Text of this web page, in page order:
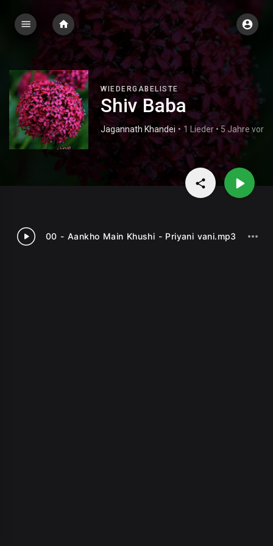
WIEDERGABELISTE
Shiv Baba
Jagannath Khandei • 1 Lieder • 5 Jahre vor
1 00 - Aankho Main Khushi - Priyani vani.mp3